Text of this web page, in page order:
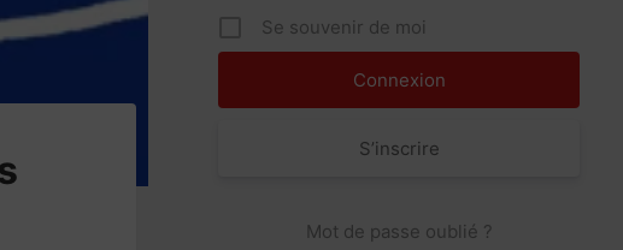
Se souvenir de moi
S’inscrire
Mot de passe oublié ?